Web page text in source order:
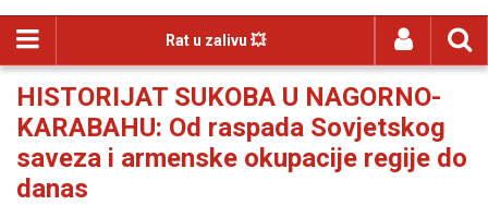
Rat u zalivu 💥
HISTORIJAT SUKOBA U NAGORNO-
KARABAHU: Od raspada Sovjetskog
saveza i armenske okupacije regije do
danas